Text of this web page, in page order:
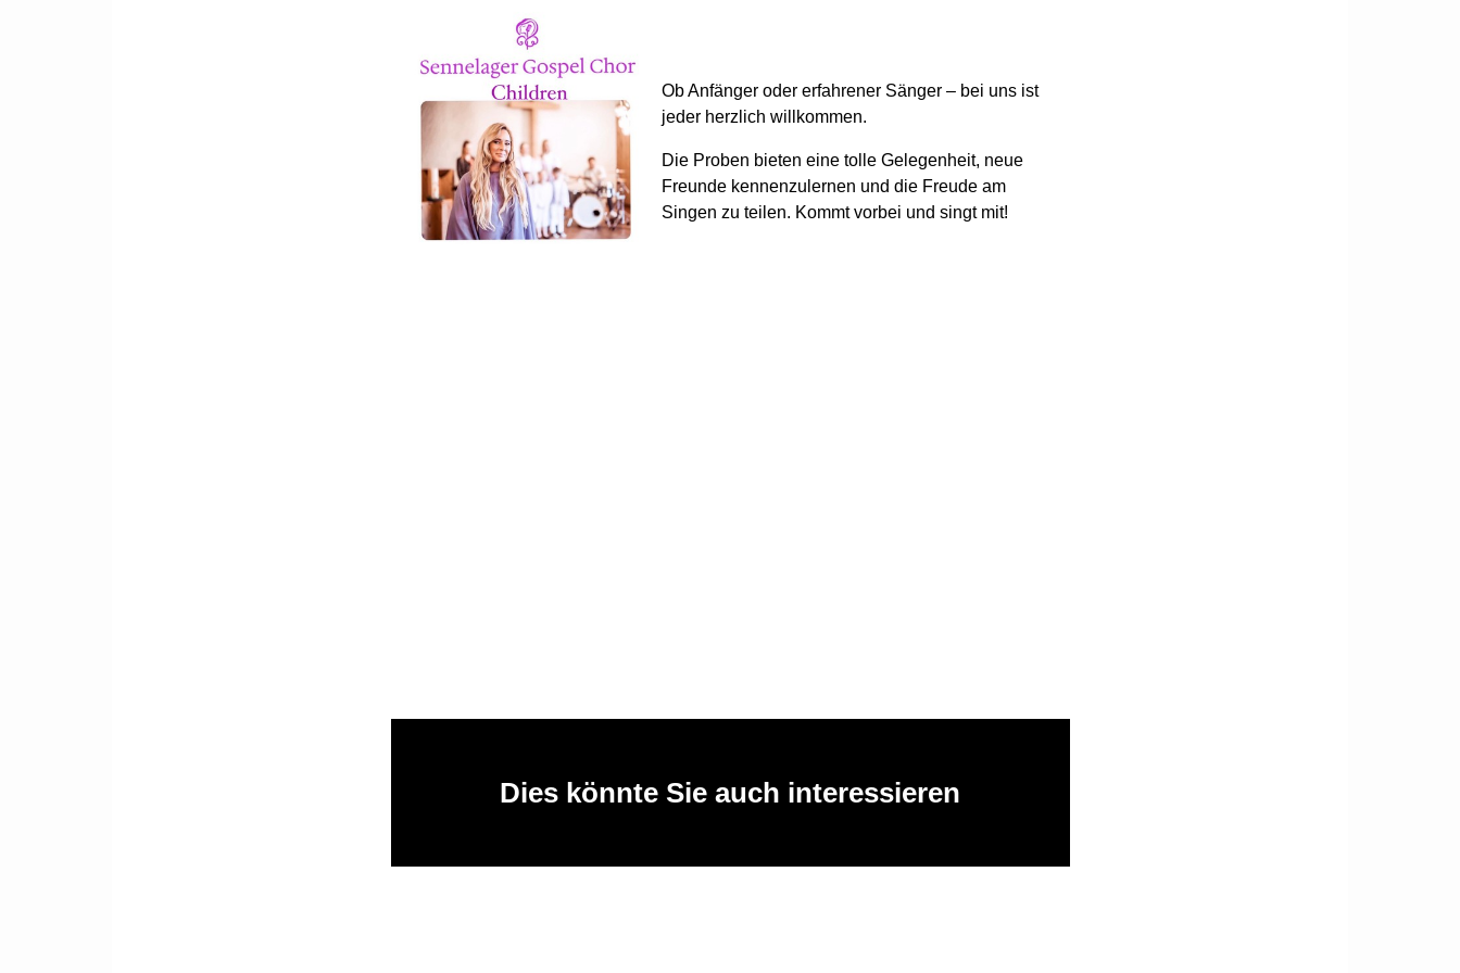
Ob Anfänger oder erfahrener Sänger – bei uns ist
jeder herzlich willkommen.
Die Proben bieten eine tolle Gelegenheit, neue
Freunde kennenzulernen und die Freude am
Singen zu teilen. Kommt vorbei und singt mit!
Dies könnte Sie auch interessieren